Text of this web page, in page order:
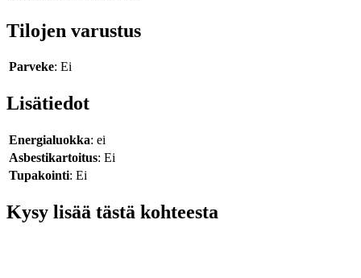
Tilojen varustus
Parveke: Ei
Lisätiedot
Energialuokka: ei
Asbestikartoitus: Ei
Tupakointi: Ei
Kysy lisää tästä kohteesta